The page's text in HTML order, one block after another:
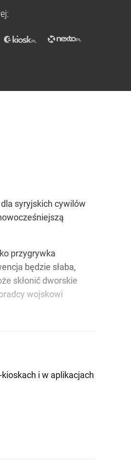
syryjskich cywilów
przygrywka
będzie słaba,
skłonić dworskie
wojskowi
i w aplikacjach